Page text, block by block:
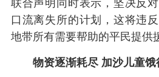
联合声明同时表示，坚决反
口流离失所的计划，这将违
地带所有需要帮助的平民提供
物资逐渐耗尽 加沙儿童